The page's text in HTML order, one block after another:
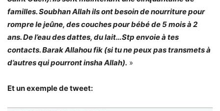
familles. Soubhan Allah ils ont besoin de nourriture pour
rompre le jeûne, des couches pour bébé de 5 mois à 2
ans. De l’eau des dattes, du lait…Stp envoie à tes
contacts. Barak Allahou fik (si tu ne peux pas transmets à
d’autres qui pourront insha Allah). »
Et un exemple de tweet: